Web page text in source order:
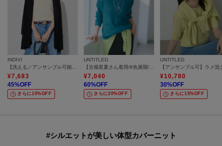
INDIVI
【洗える／アンサンブル可能】シアーストライプカーディガン
¥7,683
45%OFF
さらに10%OFF
UNTITLED
【古畑星夏さん着用/8色展開/程よい透け感】ドライタッチボートネックニット
¥7,040
60%OFF
さらに20%OFF
UNTITLED
¥10,780
30%OFF
さらに15%OFF
#シルエットが美しい体型カバーニット